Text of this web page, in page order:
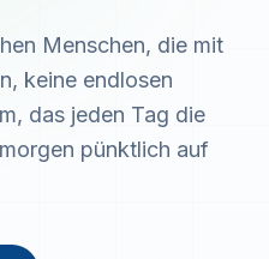
Menschen, die mit
keine endlosen
das jeden Tag die
pünktlich auf